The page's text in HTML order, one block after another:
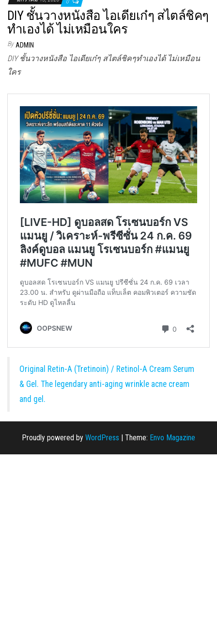
0
DIY ชั้นวางหนังสือ ไอเดียเก๋ๆ สไตล์ชิคๆ
ทำเองได้ ไม่เหมือนใคร
By ADMIN
DIY ชั้นวางหนังสือ ไอเดียเก๋ๆ สไตล์ชิคๆทำเองได้ ไม่เหมือน
ใคร
Original Retin-A (Tretinoin) / Retinol-A Cream Serum
& Gel. The legendary anti-aging wrinkle acne cream
and gel.
Proudly powered by WordPress Theme: Envo Magazine